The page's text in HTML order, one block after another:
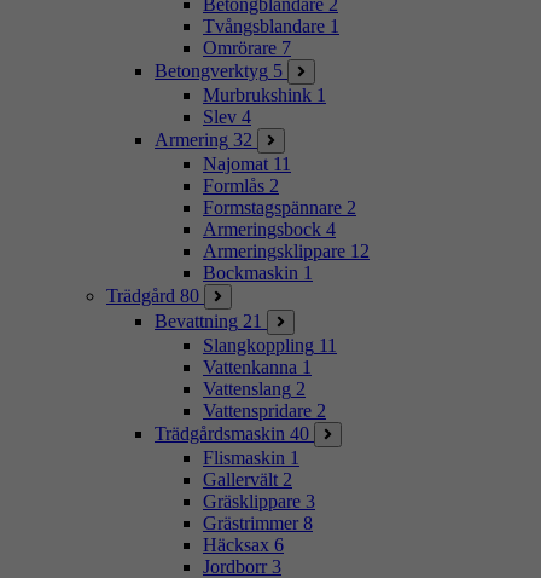
Betongblandare 2
Tvångsblandare 1
Omrörare 7
Betongverktyg 5
Murbrukshink 1
Slev 4
Armering 32
Najomat 11
Formlås 2
Formstagspännare 2
Armeringsbock 4
Armeringsklippare 12
Bockmaskin 1
Trädgård 80
Bevattning 21
Slangkoppling 11
Vattenkanna 1
Vattenslang 2
Vattenspridare 2
Trädgårdsmaskin 40
Flismaskin 1
Gallervält 2
Gräsklippare 3
Grästrimmer 8
Häcksax 6
Jordborr 3